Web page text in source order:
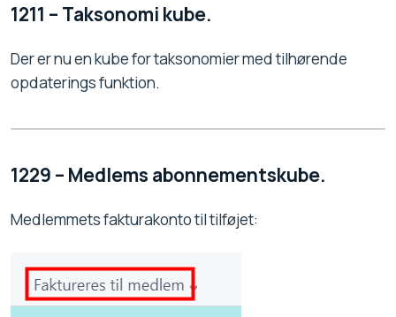
1211 – Taksonomi kube.
Der er nu en kube for taksonomier med tilhørende
opdaterings funktion.
1229 – Medlems abonnementskube.
Medlemmets fakturakonto til tilføjet: